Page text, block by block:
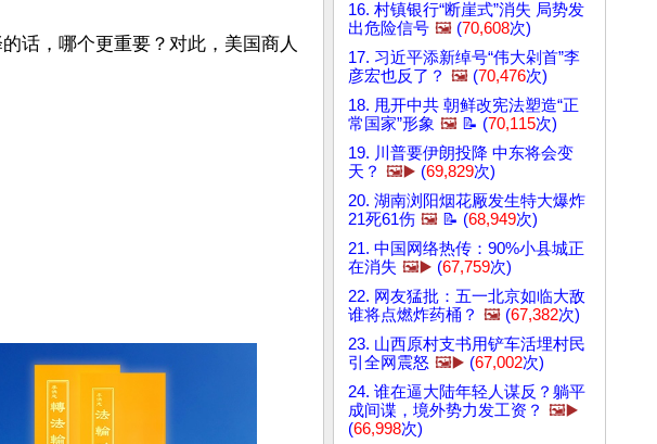
话，哪个更重要？对此，美国商人
16. 村镇银行“断崖式”消失 局势发
出危险信号 🖼️ (70,608次)
17. 习近平添新绰号“伟大剁首”李
彦宏也反了？ 🖼️ (70,476次)
18. 甩开中共 朝鲜改宪法塑造“正
常国家”形象 🖼️ 📝 (70,115次)
19. 川普要伊朗投降 中东将会变
天？ 🖼️▶️ (69,829次)
20. 湖南浏阳烟花厰发生特大爆炸
21死61伤 🖼️ 📝 (68,949次)
21. 中国网络热传：90%小县城正
在消失 🖼️▶️ (67,759次)
22. 网友猛批：五一北京如临大敌
谁将点燃炸药桶？ 🖼️ (67,382次)
23. 山西原村支书用铲车活埋村民
引全网震怒 🖼️▶️ (67,002次)
24. 谁在逼大陆年轻人谋反？躺平
成间谍，境外势力发工资？ 🖼️▶️
(66,998次)